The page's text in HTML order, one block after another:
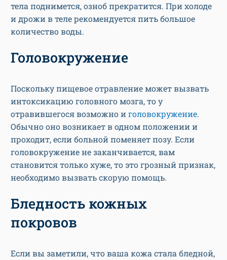
тела поднимется, озноб прекратится. При холоде
и дрожи в теле рекомендуется пить большое
количество воды.
Головокружение
Поскольку пищевое отравление может вызвать
интоксикацию головного мозга, то у
отравившегося возможно и головокружение.
Обычно оно возникает в одном положении и
проходит, если больной поменяет позу. Если
головокружение не заканчивается, вам
становится только хуже, то это грозный признак,
необходимо вызвать скорую помощь.
Бледность кожных
покровов
Если вы заметили, что ваша кожа стала бледной,